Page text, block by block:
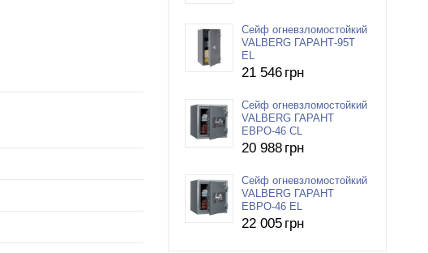
Сейф огневзломостойкий
VALBERG ГАРАНТ-95Т
EL
21 546 грн
Сейф огневзломостойкий
VALBERG ГАРАНТ
ЕВРО-46 СL
20 988 грн
Сейф огневзломостойкий
VALBERG ГАРАНТ
ЕВРО-46 EL
22 005 грн